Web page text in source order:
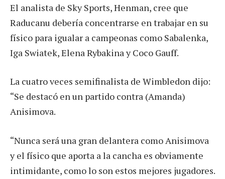
El analista de Sky Sports, Henman, cree que
Raducanu debería concentrarse en trabajar en su
físico para igualar a campeonas como Sabalenka,
Iga Swiatek, Elena Rybakina y Coco Gauff.
La cuatro veces semifinalista de Wimbledon dijo:
“Se destacó en un partido contra (Amanda)
Anisimova.
“Nunca será una gran delantera como Anisimova
y el físico que aporta a la cancha es obviamente
intimidante, como lo son estos mejores jugadores.